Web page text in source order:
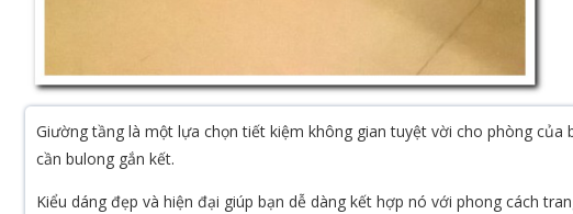
Giường tầng là một lựa chọn tiết kiệm không gian tuyệt vời cho phòng
cần bulong gắn kết.
Kiểu dáng đẹp và hiện đại giúp bạn dễ dàng kết hợp nó với phong cách